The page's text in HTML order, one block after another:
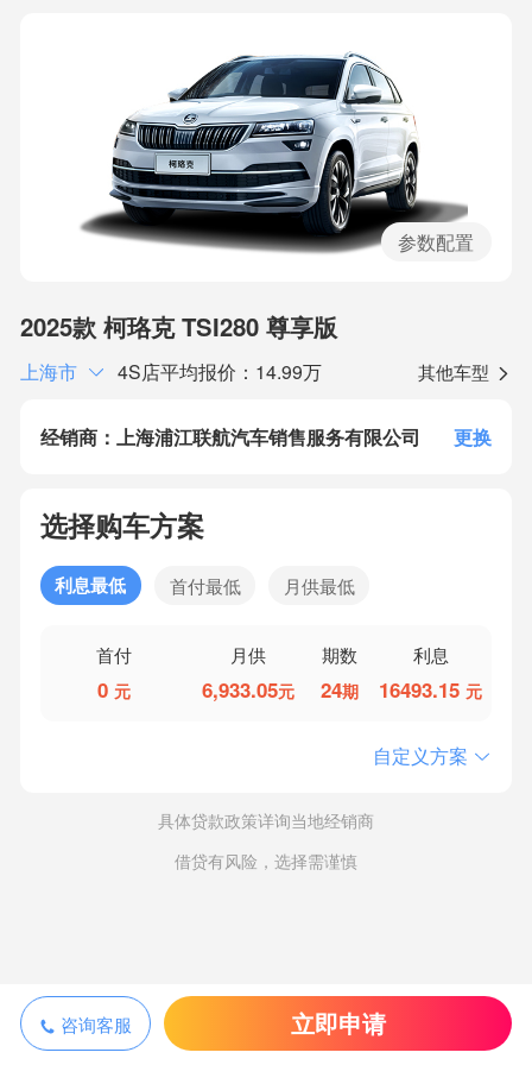
参数配置
2025款 柯珞克 TSI280 尊享版
上海市 4S店平均报价：14.99万 其他车型
经销商：上海浦江联航汽车销售服务有限公司 更换
选择购车方案
利息最低 首付最低 月供最低
首付
0 元
月供
6,933.05元
期数
24期
利息
16493.15 元
自定义方案
具体贷款政策详询当地经销商
借贷有风险，选择需谨慎
咨询客服 立即申请